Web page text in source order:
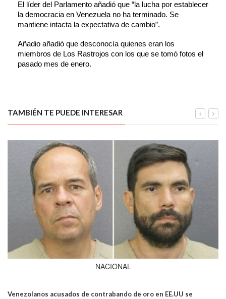
El líder del Parlamento añadió que “la lucha por establecer
la democracia en Venezuela no ha terminado. Se
mantiene intacta la expectativa de cambio”.
Añadio añadió que desconocía quienes eran los
miembros de Los Rastrojos con los que se tomó fotos el
pasado mes de enero.
TAMBIÉN TE PUEDE INTERESAR
NACIONAL
Venezolanos acusados de contrabando de oro en EE.UU se